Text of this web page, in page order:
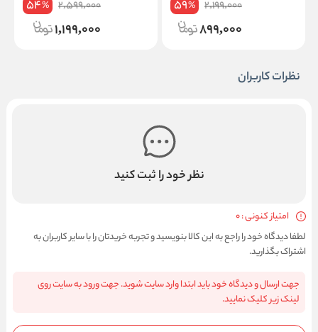
2,199,000
59%
899,000
2,599,000
54%
1,199,000
نظرات کاربران
نظر خود را ثبت کنید
امتیاز کنونی : 0
لطفا دیدگاه خود را راجع به این کالا بنویسید و تجربه خریدتان را با سایر کاربران به
اشتراک بگذارید.
جهت ارسال و دیدگاه خود باید ابتدا وارد سایت شوید. جهت ورود به سایت روی
لینک زیر کلیک نمایید.